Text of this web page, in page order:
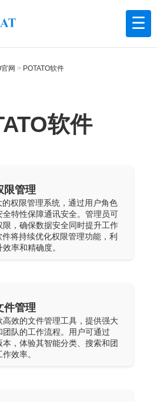
☰
网 POTATO软件
软件
限管理
权限管理系统，通过用户角色
全特性保障通讯安全。管理员可
，确保数据安全同时提升工作
将持续优化权限管理功能，利
率和精确度。
件管理
高效的文件管理工具，提供强大
队的工作流程。用户可通过
本，体验其智能分类、搜索和团
效率。